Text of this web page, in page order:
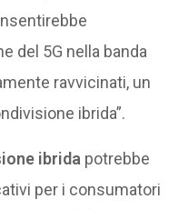
del 5G nella banda
ravvicinati, un
ibrida”.
ibrida potrebbe
per i consumatori